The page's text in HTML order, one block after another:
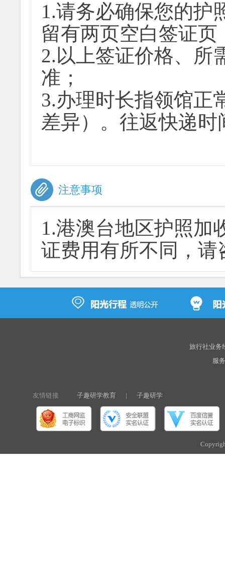
1.请务必确保您的护
留有两页空白签证页
2.以上签证价格、所
准；
3.办理时长指领馆正
差异）。往返快递时
注意事项
1.港澳台地区护照加
证费用有所不同，
旅行社业务
服
友情链接 子趣研学教育 | 子趣研学